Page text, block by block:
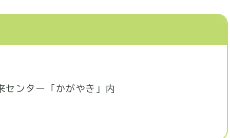
ンター「かがやき」内